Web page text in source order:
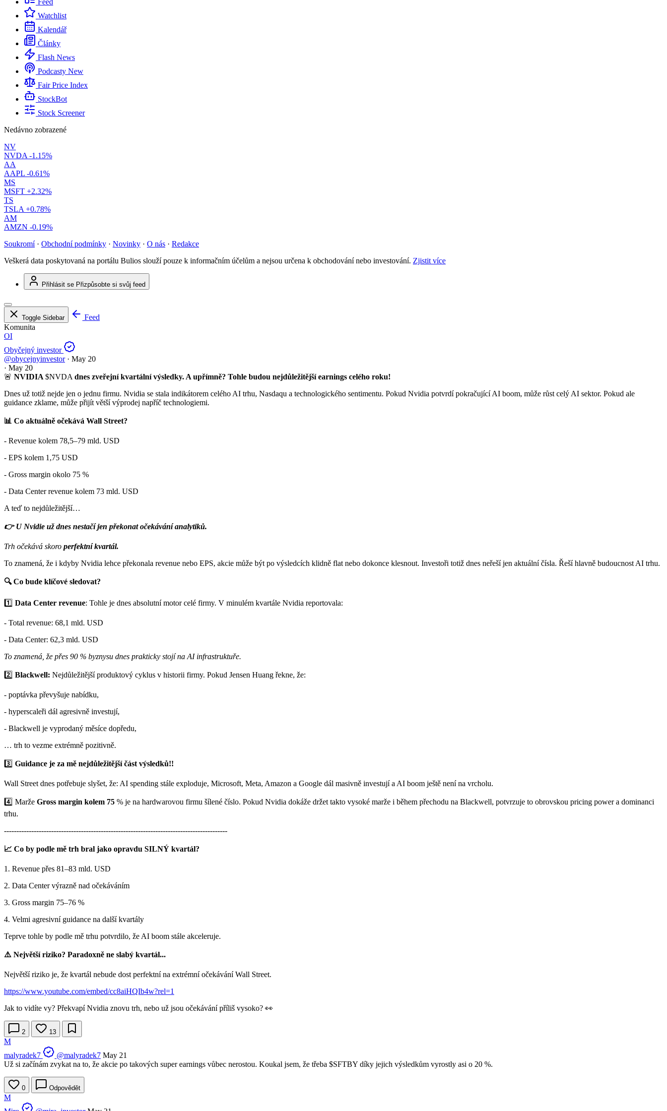
Feed
Watchlist
Kalendář
Články
Flash News
Podcasty New
Fair Price Index
StockBot
Stock Screener
Nedávno zobrazené
NV
NVDA -1.15%
AA
AAPL -0.61%
MS
MSFT +2.32%
TS
TSLA +0.78%
AM
AMZN -0.19%
Soukromí · Obchodní podmínky · Novinky · O nás · Redakce
Veškerá data poskytovaná na portálu Bulios slouží pouze k informačním účelům a nejsou určena k obchodování nebo investování. Zjistit více
Přihlásit se Přizpůsobte si svůj feed
Toggle Sidebar
Feed
Komunita
OI
Obyčejný investor
@obycejnyinvestor · May 20
· May 20
🚨 NVIDIA $NVDA dnes zveřejní kvartální výsledky. A upřímně? Tohle budou nejdůležitější earnings celého roku!
Dnes už totiž nejde jen o jednu firmu. Nvidia se stala indikátorem celého AI trhu, Nasdaqu a technologického sentimentu. Pokud Nvidia potvrdí pokračující AI boom, může růst celý AI sektor. Pokud ale
guidance zklame, může přijít větší výprodej napříč technologiemi.
📊 Co aktuálně očekává Wall Street?
- Revenue kolem 78,5–79 mld. USD
- EPS kolem 1,75 USD
- Gross margin okolo 75 %
- Data Center revenue kolem 73 mld. USD
A teď to nejdůležitější…
👉 U Nvidie už dnes nestačí jen překonat očekávání analytiků.
Trh očekává skoro perfektní kvartál.
To znamená, že i kdyby Nvidia lehce překonala revenue nebo EPS, akcie může být po výsledcích klidně flat nebo dokonce klesnout. Investoři totiž dnes neřeší jen aktuální čísla. Řeší hlavně budoucnost AI trhu.
🔍 Co bude klíčové sledovat?
1️⃣ Data Center revenue: Tohle je dnes absolutní motor celé firmy. V minulém kvartále Nvidia reportovala:
- Total revenue: 68,1 mld. USD
- Data Center: 62,3 mld. USD
To znamená, že přes 90 % byznysu dnes prakticky stojí na AI infrastruktuře.
2️⃣ Blackwell: Nejdůležitější produktový cyklus v historii firmy. Pokud Jensen Huang řekne, že:
- poptávka převyšuje nabídku,
- hyperscaleři dál agresivně investují,
- Blackwell je vyprodaný měsíce dopředu,
… trh to vezme extrémně pozitivně.
3️⃣ Guidance je za mě nejdůležitější část výsledků!!
Wall Street dnes potřebuje slyšet, že: AI spending stále exploduje, Microsoft, Meta, Amazon a Google dál masivně investují a AI boom ještě není na vrcholu.
4️⃣ Marže Gross margin kolem 75 % je na hardwarovou firmu šílené číslo. Pokud Nvidia dokáže držet takto vysoké marže i během přechodu na Blackwell, potvrzuje to obrovskou pricing power a dominanci
trhu.
------------------------------------------------------------------------------------------
📈 Co by podle mě trh bral jako opravdu SILNÝ kvartál?
1. Revenue přes 81–83 mld. USD
2. Data Center výrazně nad očekáváním
3. Gross margin 75–76 %
4. Velmi agresivní guidance na další kvartály
Teprve tohle by podle mě trhu potvrdilo, že AI boom stále akceleruje.
⚠️ Největší riziko? Paradoxně ne slabý kvartál...
Největší riziko je, že kvartál nebude dost perfektní na extrémní očekávání Wall Street.
https://www.youtube.com/embed/cc8aiHQIb4w?rel=1
Jak to vidíte vy? Překvapí Nvidia znovu trh, nebo už jsou očekávání příliš vysoko? 👀
2 13
M
malyradek7
@malyradek7 May 21
Už si začínám zvykat na to, že akcie po takových super earnings vůbec nerostou. Koukal jsem, že třeba $SFTBY díky jejich výsledkům vyrostly asi o 20 %.
0 Odpovědět
M